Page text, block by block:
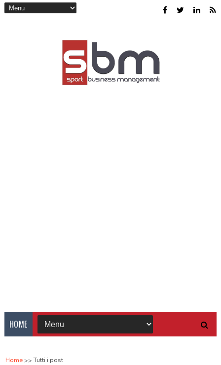
HOME
Home Tutti i post